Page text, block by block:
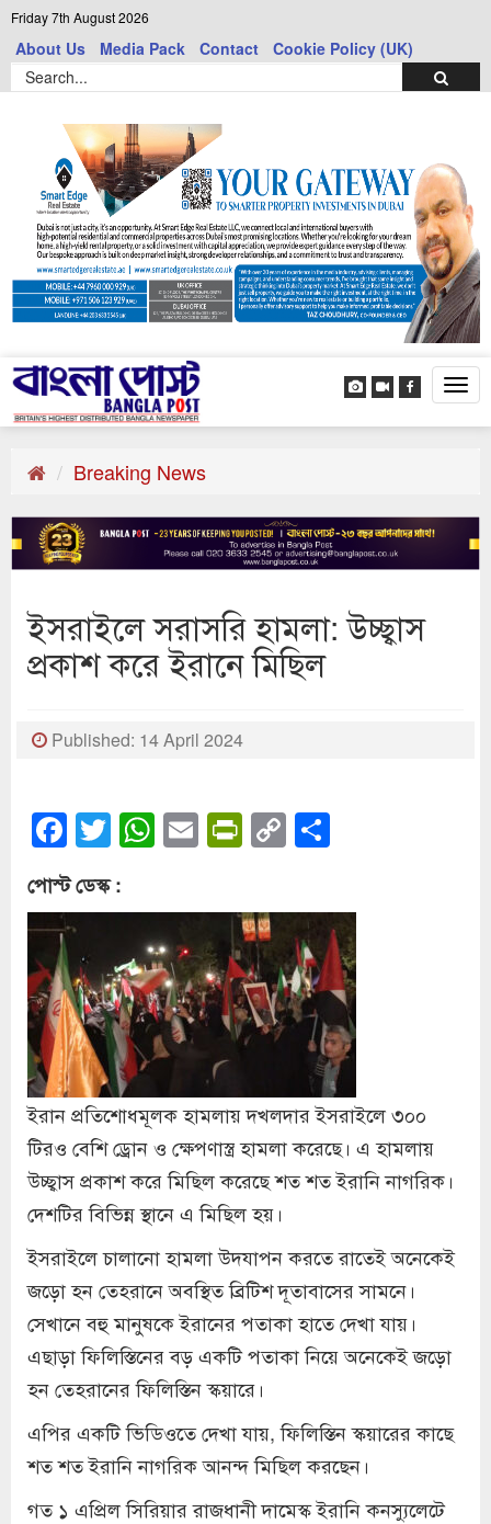
Friday 7th August 2026
About Us Media Pack Contact Cookie Policy (UK)
Breaking News
ইসরাইলে সরাসরি হামলা: উচ্ছ্বাস
প্রকাশ করে ইরানে মিছিল
Published: 14 April 2024
Facebook
Twitter
WhatsApp
EmailPrintFriendly
Copy
Link
পোস্ট ডেস্ক :
ইরান প্রতিশোধমূলক হামলায় দখলদার ইসরাইলে ৩০০
টিরও বেশি ড্রোন ও ক্ষেপণাস্ত্র হামলা করেছে। এ হামলায়
উচ্ছ্বাস প্রকাশ করে মিছিল করেছে শত শত ইরানি নাগরিক।
দেশটির বিভিন্ন স্থানে এ মিছিল হয়।
ইসরাইলে চালানো হামলা উদযাপন করতে রাতেই অনেকেই
জড়ো হন তেহরানে অবস্থিত ব্রিটিশ দূতাবাসের সামনে।
সেখানে বহু মানুষকে ইরানের পতাকা হাতে দেখা যায়।
এছাড়া ফিলিস্তিনের বড় একটি পতাকা নিয়ে অনেকেই জড়ো
হন তেহরানের ফিলিস্তিন স্কয়ারে।
এপির একটি ভিডিওতে দেখা যায়, ফিলিস্তিন স্কয়ারের কাছে
শত শত ইরানি নাগরিক আনন্দ মিছিল করছেন।
গত ১ এপ্রিল সিরিয়ার রাজধানী দামেস্ক ইরানি কনস্যুলেটে